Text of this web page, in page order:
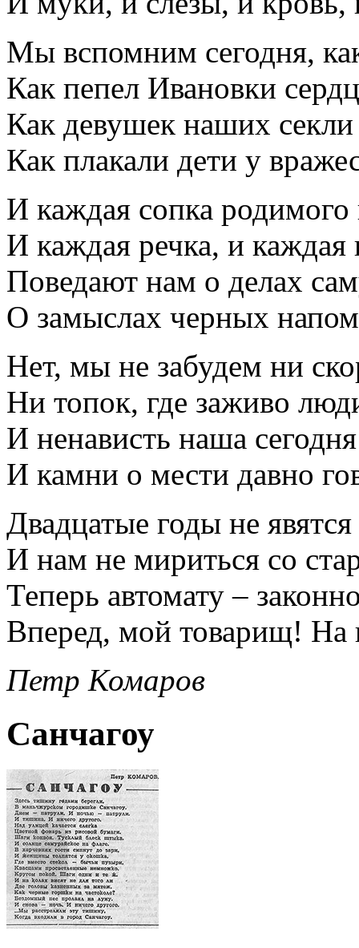
Мы вспомним сегодня,
Как пепел Ивановки
Как девушек наших
Как плакали дети у
И каждая сопка родимого
И каждая речка, и каждая
Поведают нам о делах
О замыслах черных
Нет, мы не забудем ни
Ни топок, где заживо
И ненависть наша
И камни о мести давно
Двадцатые годы не явятся
И нам не мириться со
Теперь автомату –
Вперед, мой товарищ! На
Петр Комаров
Санчагоу